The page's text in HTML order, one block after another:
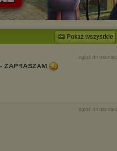
Pokaż wszystkie
zgłoś do
ZAPRASZAM
zgłoś do